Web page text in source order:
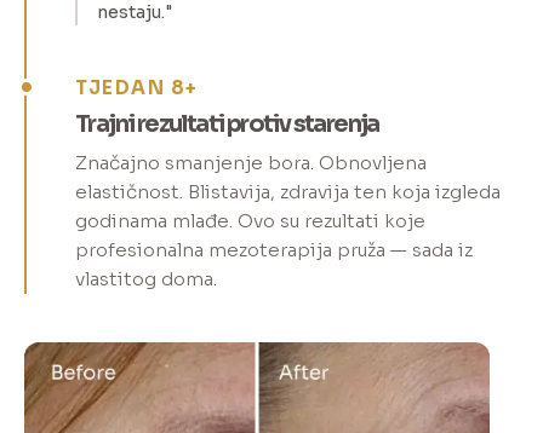
nestaju."
TJEDAN 8+
Trajni rezultati protiv starenja
Značajno smanjenje bora. Obnovljena
elastičnost. Blistavija, zdravija ten koja izgleda
godinama mlađe. Ovo su rezultati koje
profesionalna mezoterapija pruža — sada iz
vlastitog doma.